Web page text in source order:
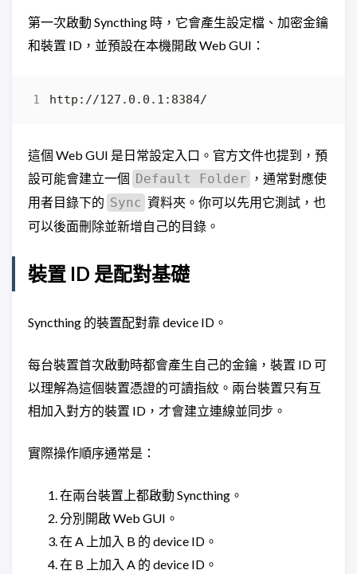
第一次啟動 Syncthing 時，它會產生設定檔、加密金鑰
和裝置 ID，並預設在本機開啟 Web GUI：
這個 Web GUI 是日常設定入口。官方文件也提到，預
設可能會建立一個 Default Folder ，通常對應使
用者目錄下的 Sync 資料夾。你可以先用它測試，也
可以後面刪除並新增自己的目錄。
裝置 ID 是配對基礎
Syncthing 的裝置配對靠 device ID。
每台裝置首次啟動時都會產生自己的金鑰，裝置 ID 可
以理解為這個裝置憑證的可讀指紋。兩台裝置只有互
相加入對方的裝置 ID，才會建立連線並同步。
實際操作順序通常是：
在兩台裝置上都啟動 Syncthing。
分別開啟 Web GUI。
在 A 上加入 B 的 device ID。
在 B 上加入 A 的 device ID。